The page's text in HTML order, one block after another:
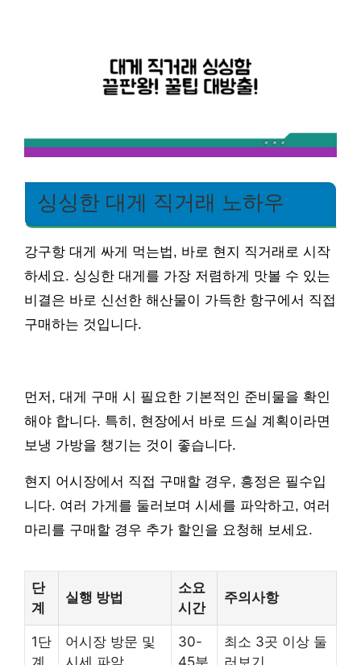
싱싱한 대게 직거래 노하우
강구항 대게 싸게 먹는법, 바로 현지 직거래로 시작
하세요. 싱싱한 대게를 가장 저렴하게 맛볼 수 있는
비결은 바로 신선한 해산물이 가득한 항구에서 직접
구매하는 것입니다.
먼저, 대게 구매 시 필요한 기본적인 준비물을 확인
해야 합니다. 특히, 현장에서 바로 드실 계획이라면
보냉 가방을 챙기는 것이 좋습니다.
현지 어시장에서 직접 구매할 경우, 흥정은 필수입
니다. 여러 가게를 둘러보며 시세를 파악하고, 여러
마리를 구매할 경우 추가 할인을 요청해 보세요.
단
계
실행 방법
소요
시간
주의사항
1단
어시장 방문 및
30-
최소 3곳 이상 둘